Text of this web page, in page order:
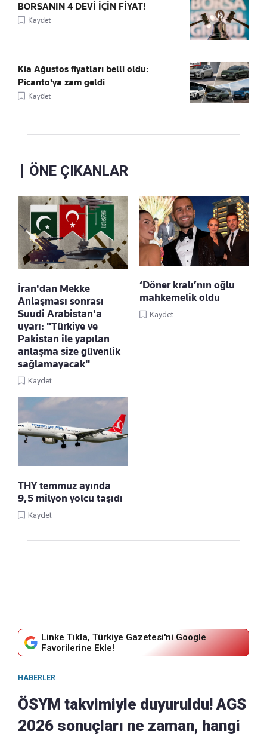
BORSANIN 4 DEVİ İÇİN FİYAT!
Kaydet
Kia Ağustos fiyatları belli oldu:
Picanto'ya zam geldi
Kaydet
ÖNE ÇIKANLAR
İran'dan Mekke
Anlaşması sonrası
Suudi Arabistan'a
uyarı: "Türkiye ve
Pakistan ile yapılan
anlaşma size güvenlik
sağlamayacak"
Kaydet
‘Döner kralı’nın oğlu
mahkemelik oldu
Kaydet
THY temmuz ayında
9,5 milyon yolcu taşıdı
Kaydet
Linke Tıkla, Türkiye Gazetesi'ni Google
Favorilerine Ekle!
HABERLER
ÖSYM takvimiyle duyuruldu! AGS
2026 sonuçları ne zaman, hangi